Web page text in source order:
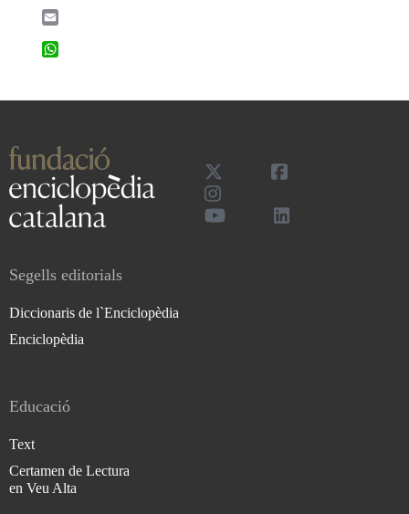
Segells editorials
Diccionaris de l`Enciclopèdia
Enciclopèdia
Educació
Text
Certamen de Lectura
en Veu Alta